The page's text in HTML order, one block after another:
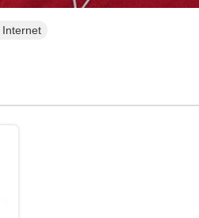
Internet